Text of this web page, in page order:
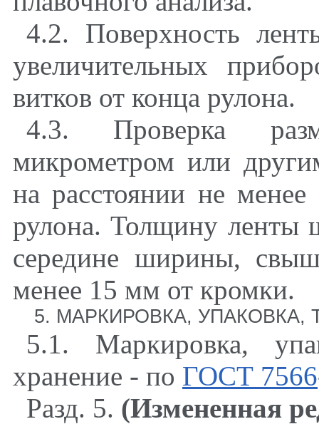
4.2. Поверхность
увеличительных
витков от конца рулона.
4.3. Проверка
микрометром или
на расстоянии не
рулона. Толщину
середине ширины,
менее 15 мм от кромки.
5. МАРКИРОВКА,
5.1. Маркировка,
хранение - по ГОСТ 7566
Разд. 5. (Измененная